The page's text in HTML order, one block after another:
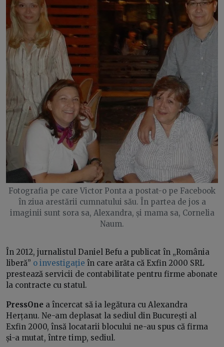
Fotografia pe care Victor Ponta a postat-o pe Facebook
în ziua arestării cumnatului său. În partea de jos a
imaginii sunt sora sa, Alexandra, și mama sa, Cornelia
Naum.
În 2012, jurnalistul Daniel Befu a publicat în „România
liberă” o investigație în care arăta că Exfin 2000 SRL
prestează servicii de contabilitate pentru firme abonate
la contracte cu statul.
PressOne a încercat să ia legătura cu Alexandra
Herțanu. Ne-am deplasat la sediul din București al
Exfin 2000, însă locatarii blocului ne-au spus că firma
și-a mutat, între timp, sediul.